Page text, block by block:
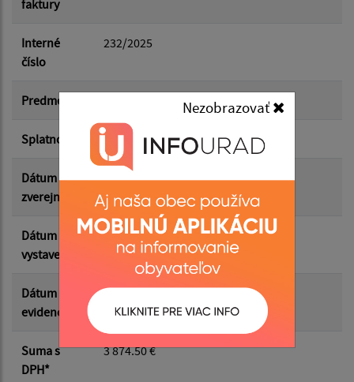
Nezobrazovať
Dátum do:
Suma od:
Suma do:
Filtrovať Reset
faktury
Interné
číslo
232/2025
Predmet drvenie organickej hmoty 2025
Splatnosť 18.01.2026
Dátum
zverejnenia
05.03.2026
Dátum
vystavenia
18.12.2025
Dátum
evidencie
29.12.2025
Suma s
DPH*
3 874.50 €